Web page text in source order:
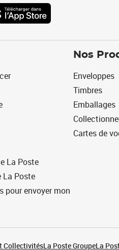
La Poste
La Poste
pour envoyer mon
Nos
Enveloppes
Timbres
Emballages
Cartes de
CollectivitésLa Poste GroupeLa